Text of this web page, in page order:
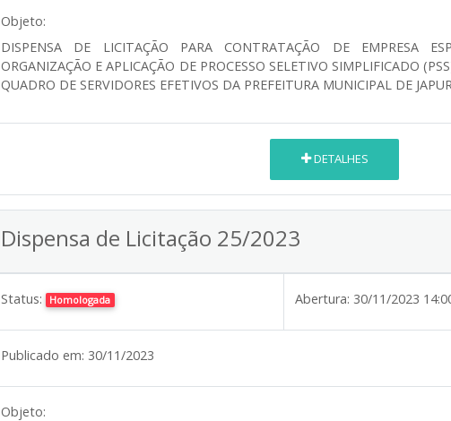
Objeto:
DISPENSA DE LICITAÇÃO PARA CONTRATAÇÃO DE EMPRESA
ORGANIZAÇÃO E APLICAÇÃO DE PROCESSO SELETIVO SIMPLIFICADO
QUADRO DE SERVIDORES EFETIVOS DA PREFEITURA MUNICIPAL DE
DETALHES
Dispensa de Licitação 25/2023
Status: Homologada Abertura: 30/11/2023
Publicado em: 30/11/2023
Objeto: